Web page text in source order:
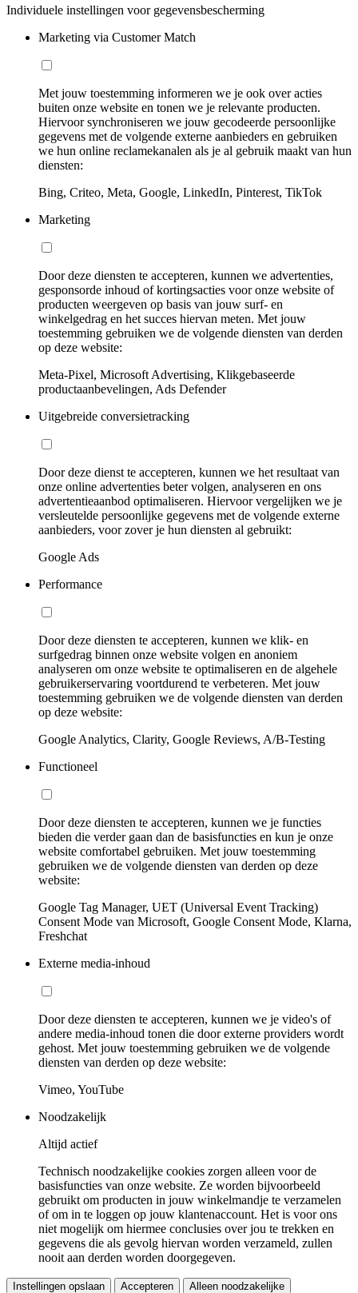
Individuele instellingen voor gegevensbescherming
Marketing via Customer Match
Met jouw toestemming informeren we je ook over acties
buiten onze website en tonen we je relevante producten.
Hiervoor synchroniseren we jouw gecodeerde persoonlijke
gegevens met de volgende externe aanbieders en gebruiken
we hun online reclamekanalen als je al gebruik maakt van hun
diensten:
Bing, Criteo, Meta, Google, LinkedIn, Pinterest, TikTok
Marketing
Door deze diensten te accepteren, kunnen we advertenties,
gesponsorde inhoud of kortingsacties voor onze website of
producten weergeven op basis van jouw surf- en
winkelgedrag en het succes hiervan meten. Met jouw
toestemming gebruiken we de volgende diensten van derden
op deze website:
Meta-Pixel, Microsoft Advertising, Klikgebaseerde
productaanbevelingen, Ads Defender
Uitgebreide conversietracking
Door deze dienst te accepteren, kunnen we het resultaat van
onze online advertenties beter volgen, analyseren en ons
advertentieaanbod optimaliseren. Hiervoor vergelijken we je
versleutelde persoonlijke gegevens met de volgende externe
aanbieders, voor zover je hun diensten al gebruikt:
Google Ads
Performance
Door deze diensten te accepteren, kunnen we klik- en
surfgedrag binnen onze website volgen en anoniem
analyseren om onze website te optimaliseren en de algehele
gebruikerservaring voortdurend te verbeteren. Met jouw
toestemming gebruiken we de volgende diensten van derden
op deze website:
Google Analytics, Clarity, Google Reviews, A/B-Testing
Functioneel
Door deze diensten te accepteren, kunnen we je functies
bieden die verder gaan dan de basisfuncties en kun je onze
website comfortabel gebruiken. Met jouw toestemming
gebruiken we de volgende diensten van derden op deze
website:
Google Tag Manager, UET (Universal Event Tracking)
Consent Mode van Microsoft, Google Consent Mode, Klarna,
Freshchat
Externe media-inhoud
Door deze diensten te accepteren, kunnen we je video's of
andere media-inhoud tonen die door externe providers wordt
gehost. Met jouw toestemming gebruiken we de volgende
diensten van derden op deze website:
Vimeo, YouTube
Noodzakelijk
Altijd actief
Technisch noodzakelijke cookies zorgen alleen voor de
basisfuncties van onze website. Ze worden bijvoorbeeld
gebruikt om producten in jouw winkelmandje te verzamelen
of om in te loggen op jouw klantenaccount. Het is voor ons
niet mogelijk om hiermee conclusies over jou te trekken en
gegevens die als gevolg hiervan worden verzameld, zullen
nooit aan derden worden doorgegeven.
Instellingen opslaan Accepteren Alleen noodzakelijke